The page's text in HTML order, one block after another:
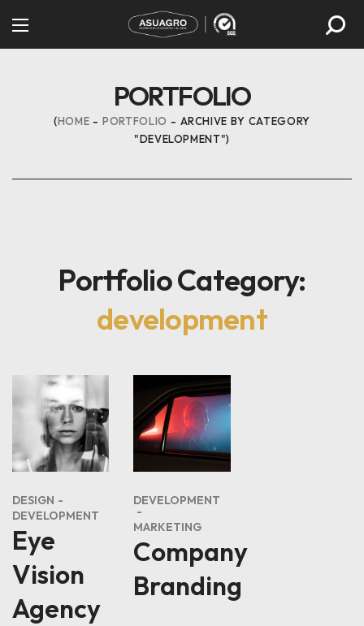
PORTFOLIO
HOME PORTFOLIO
ARCHIVE BY CATEGORY
"DEVELOPMENT"
Portfolio Category:
development
DESIGN
DEVELOPMENT
Eye
Vision
Agency
DEVELOPMENT
MARKETING
Company
Branding